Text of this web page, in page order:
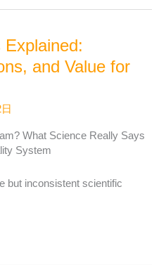
Explained:
and Value for
What Science Really Says
System
but inconsistent scientific